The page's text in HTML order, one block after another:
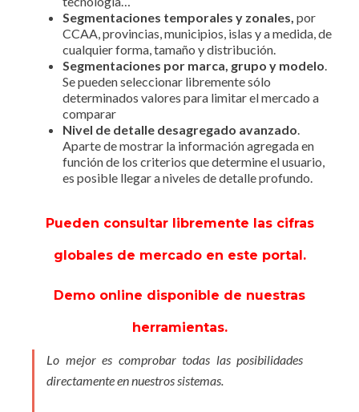
Segmentaciones temporales y zonales, por
CCAA, provincias, municipios, islas y a medida, de
cualquier forma, tamaño y distribución.
Segmentaciones por marca, grupo y modelo.
Se pueden seleccionar libremente sólo
determinados valores para limitar el mercado a
comparar
Nivel de detalle desagregado avanzado.
Aparte de mostrar la información agregada en
función de los criterios que determine el usuario,
es posible llegar a niveles de detalle profundo.
Pueden consultar libremente las cifras
globales de mercado en este portal.
Demo online disponible de nuestras
herramientas.
Lo mejor es comprobar todas las posibilidades
directamente en nuestros sistemas.